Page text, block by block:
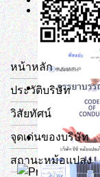
View pdf
หน้าหลัก
ประวัติบริษัท
วิสัยทัศน์
จุดเด่นของบริษัท
สถานะหม้อแปลง